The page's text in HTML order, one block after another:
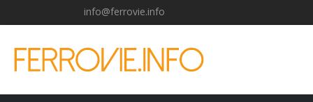
info@ferrovie.info